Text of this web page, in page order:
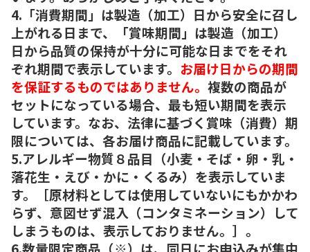
4.「消費期間」は製造（加工）日から安全に召し
上がれる日まで、「賞味期間」は製造（加工）
日から品質の保持が十分に可能な日までをそれ
ぞれ期間で表示しています。 お届け日からの期間
を保証するものではありません。 複数の商品が
セットになっている場合、最も短い期間を表示
しています。なお、法律に基づく賞味（消費）期
限については、各お届け商品に記載しています。
5.アレルギー物質８品目（小麦・そば・卵・乳・
落花生・えび・かに・くるみ）を表示していま
す。［原材料としては使用していないにもかかわ
らず、意図せず混入（コンタミネーション）して
しまうものは、表示しておりません。］。